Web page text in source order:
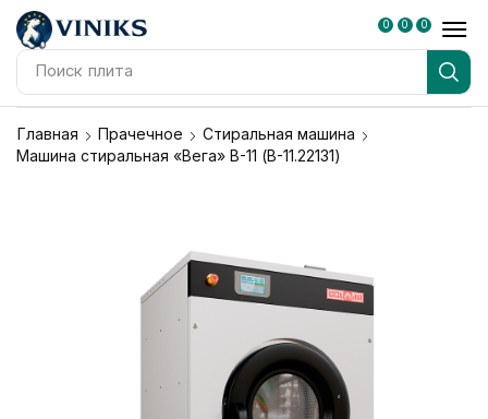
Поиск плита
0 0 0
Главная Прачечное
Стиральная машина
Машина стиральная «Вега» В-11 (B-11.22131)